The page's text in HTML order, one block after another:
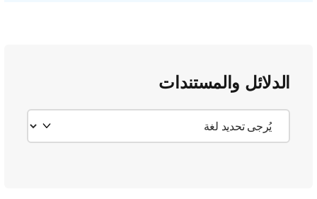
الدلائل والمستندات